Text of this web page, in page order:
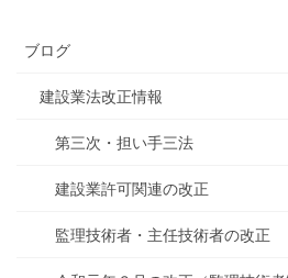
ブログ
建設業法改正情報
第三次・担い手三法
建設業許可関連の改正
監理技術者・主任技術者の改正